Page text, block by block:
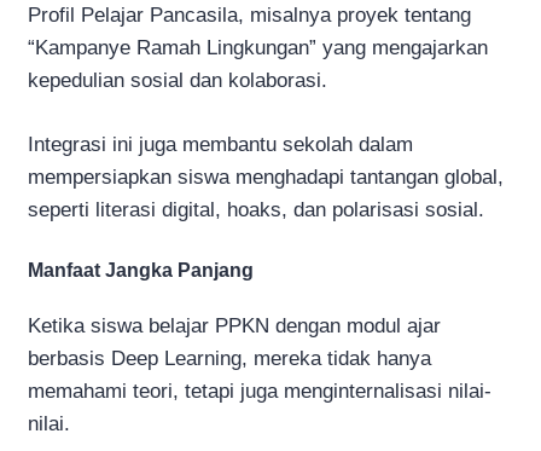
Profil Pelajar Pancasila, misalnya proyek tentang
“Kampanye Ramah Lingkungan” yang mengajarkan
kepedulian sosial dan kolaborasi.
Integrasi ini juga membantu sekolah dalam
mempersiapkan siswa menghadapi tantangan global,
seperti literasi digital, hoaks, dan polarisasi sosial.
Manfaat Jangka Panjang
Ketika siswa belajar PPKN dengan modul ajar
berbasis Deep Learning, mereka tidak hanya
memahami teori, tetapi juga menginternalisasi nilai-
nilai.